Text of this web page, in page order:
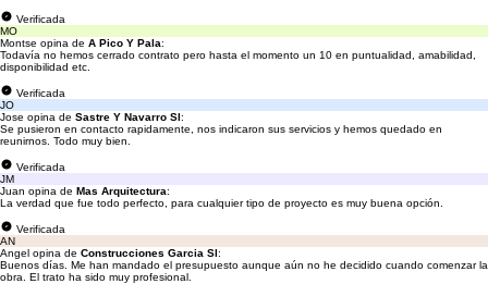
Verificada
MO
Montse opina de A Pico Y Pala:
Todavía no hemos cerrado contrato pero hasta el momento un 10 en puntualidad, amabilidad,
disponibilidad etc.
Verificada
JO
Jose opina de Sastre Y Navarro Sl:
Se pusieron en contacto rapidamente, nos indicaron sus servicios y hemos quedado en
reunirnos. Todo muy bien.
Verificada
JM
Juan opina de Mas Arquitectura:
La verdad que fue todo perfecto, para cualquier tipo de proyecto es muy buena opción.
Verificada
AN
Angel opina de Construcciones Garcia Sl:
Buenos días. Me han mandado el presupuesto aunque aún no he decidido cuando comenzar la
obra. El trato ha sido muy profesional.